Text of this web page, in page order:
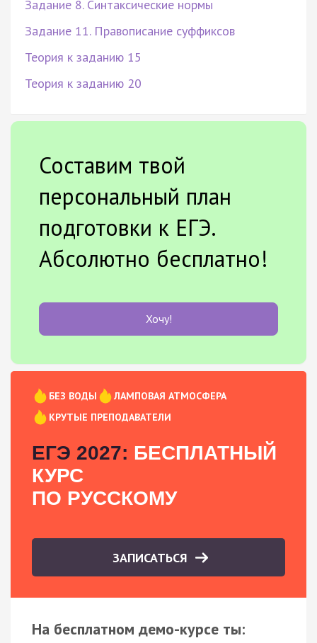
Задание 8. Синтаксические нормы
Задание 11. Правописание суффиксов
Теория к заданию 15
Теория к заданию 20
Составим твой
персональный план
подготовки к ЕГЭ.
Абсолютно бесплатно!
Хочу!
БЕЗ ВОДЫ
ЛАМПОВАЯ АТМОСФЕРА
КРУТЫЕ ПРЕПОДАВАТЕЛИ
ЕГЭ 2027: БЕСПЛАТНЫЙ
КУРС
ПО РУССКОМУ
ЗАПИСАТЬСЯ
На бесплатном демо-курсе ты: